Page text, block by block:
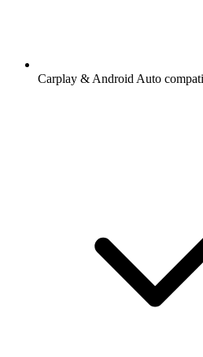
Carplay & Android Auto